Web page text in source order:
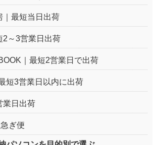
｜最短当日出荷
2～3営業日出荷
｜最短2営業日で出荷
短3営業日以内に出荷
業日出荷
ぎ便